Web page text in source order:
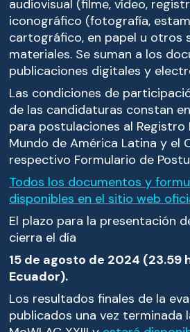
audiovisual (filme, vídeo,
iconográfico (fotografía,
cartográfico, en papel u otros
materiales. Se suman a los
publicaciones digitales y
Las condiciones de
de las candidaturas constan
para postulaciones al Registro
Mundo de América Latina y el
respectivo Formulario de
Todos los documentos y
disponibles en el sitio web
El plazo para la presentación
cierra el día
15 de agosto de 2024 (23.59
Ecuador).
Los resultados finales de la
publicados una vez terminada